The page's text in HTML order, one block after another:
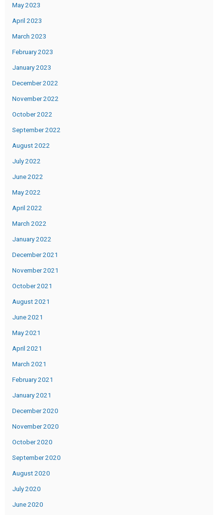
May 2023
April 2023
March 2023
February 2023
January 2023
December 2022
November 2022
October 2022
September 2022
August 2022
July 2022
June 2022
May 2022
April 2022
March 2022
January 2022
December 2021
November 2021
October 2021
August 2021
June 2021
May 2021
April 2021
March 2021
February 2021
January 2021
December 2020
November 2020
October 2020
September 2020
August 2020
July 2020
June 2020